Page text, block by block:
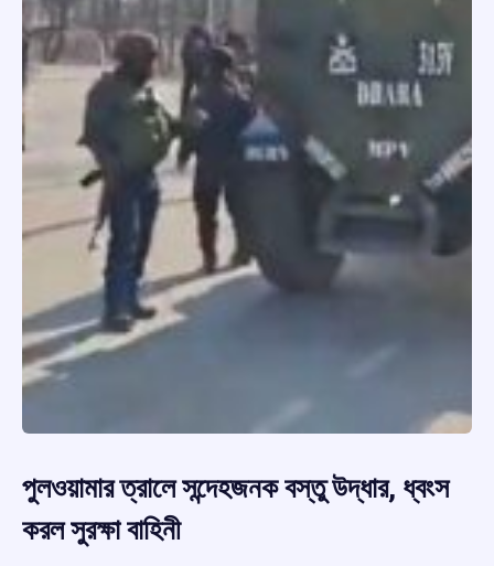
পুলওয়ামার ত্রালে সন্দেহজনক বস্তু উদ্ধার, ধ্বংস
করল সুরক্ষা বাহিনী